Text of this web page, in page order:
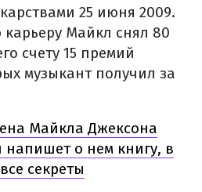
25 июня 2009.
Майкл снял 80
счету 15 премий
музыкант получил за
Майкла Джексона
о нем книгу, в
секреты